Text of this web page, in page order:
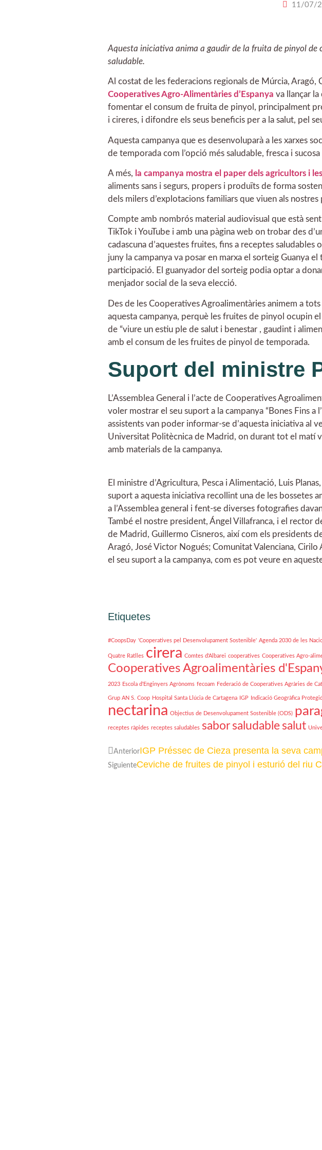
11/07/
Aquesta iniciativa anima a gaudir de la fruita de pinyol de
saludable.
Al costat de les federacions regionals de Múrcia, Aragó,
Cooperatives Agro-Alimentàries d’Espanya va llançar la
fomentar el consum de fruita de pinyol, principalment
i cireres, i difondre els seus beneficis per a la salut, pel
Aquesta campanya que es desenvoluparà a les xarxes
de temporada com l’opció més saludable, fresca i
A més, la campanya mostra el paper dels agricultors i
aliments sans i segurs, propers i produïts de forma
dels milers d’explotacions familiars que viuen als nostres
Compte amb nombrós material audiovisual que està
TikTok i YouTube i amb una pàgina web on trobar des
cadascuna d’aquestes fruites, fins a receptes
juny la campanya va posar en marxa el sorteig Guanya
participació. El guanyador del sorteig podia optar a
menjador social de la seva elecció.
Des de les Cooperatives Agroalimentàries animem a
aquesta campanya, perquè les fruites de pinyol ocupin
de “viure un estiu ple de salut i benestar , gaudint i
amb el consum de les fruites de pinyol de temporada.
Suport del ministre
L’Assemblea General i l’acte de Cooperatives
voler mostrar el seu suport a la campanya “Bones Fins a
assistents van poder informar-se d’aquesta iniciativa al
Universitat Politècnica de Madrid, on durant tot el matí
amb materials de la campanya.
El ministre d’Agricultura, Pesca i Alimentació, Luis
suport a aquesta iniciativa recollint una de les bossetes
a l’Assemblea general i fent-se diverses fotografies
També el nostre president, Ángel Villafranca, i el rector
de Madrid, Guillermo Cisneros, així com els presidents
Aragó, José Victor Nogués; Comunitat Valenciana, Cirilo
el seu suport a la campanya, com es pot veure en
Etiquetes
#CoopsDay 'Cooperatives pel Desenvolupament Sostenible' Agenda 2030 de les
Quatre Ratlles cirera Comtes d'Albarei cooperatives Cooperatives Agro-
Cooperatives Agroalimentàries
2023 Escola d'Enginyers Agrònoms fecoam Federació de Cooperatives Agràries de
Grup AN S. Coop Hospital Santa Llúcia de Cartagena IGP Indicació Geogràfica
nectarina Objectius de Desenvolupament Sostenible (ODS)
receptes ràpides receptes saludables sabor saludable salut
AnteriorIGP Préssec de Cieza presenta la seva
SiguienteCeviche de fruites de pinyol i esturió del riu